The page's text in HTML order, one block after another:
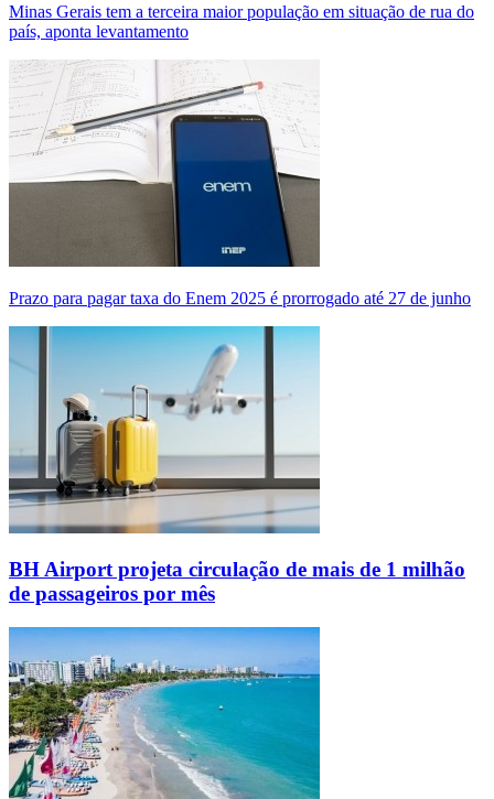
Minas Gerais tem a terceira maior população em situação de rua do
país, aponta levantamento
Prazo para pagar taxa do Enem 2025 é prorrogado até 27 de junho
BH Airport projeta circulação de mais de 1 milhão
de passageiros por mês